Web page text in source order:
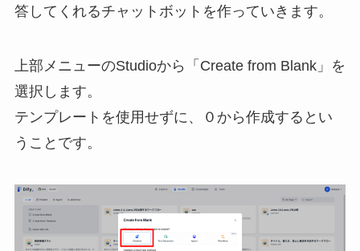
答してくれるチャットボットを作っていきます。
上部メニューのStudioから「Create from Blank」を
選択します。
テンプレートを使用せずに、０から作成するとい
うことです。